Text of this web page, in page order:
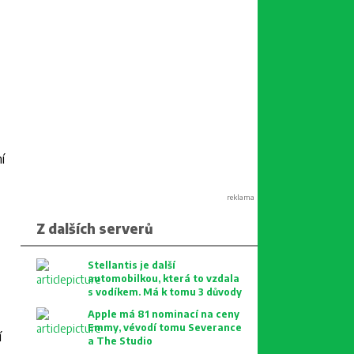
reklama
Z dalších serverů
Stellantis je další
automobilkou, která to vzdala
s vodíkem. Má k tomu 3 důvody
Apple má 81 nominací na ceny
Emmy, vévodí tomu Severance
a The Studio